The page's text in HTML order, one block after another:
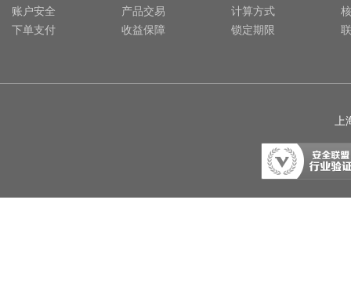
账户安全
下单支付
产品交易
收益保障
计算方式
锁定期限